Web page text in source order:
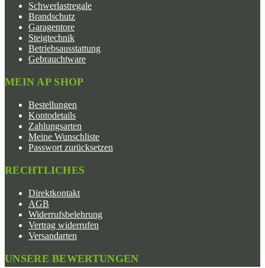
Schwerlastregale
Brandschutz
Garagentore
Steigtechnik
Betriebsausstattung
Gebrauchtware
MEIN AP SHOP
Bestellungen
Kontodetails
Zahlungsarten
Meine Wunschliste
Passwort zurücksetzen
RECHTLICHES
Direktkontakt
AGB
Widerrufsbelehrung
Vertrag widerrufen
Versandarten
UNSERE BEWERTUNGEN